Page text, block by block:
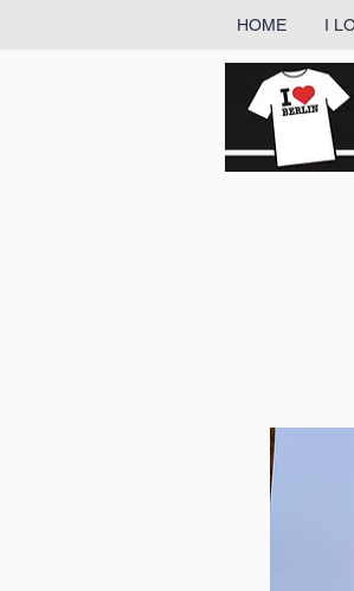
HOME I